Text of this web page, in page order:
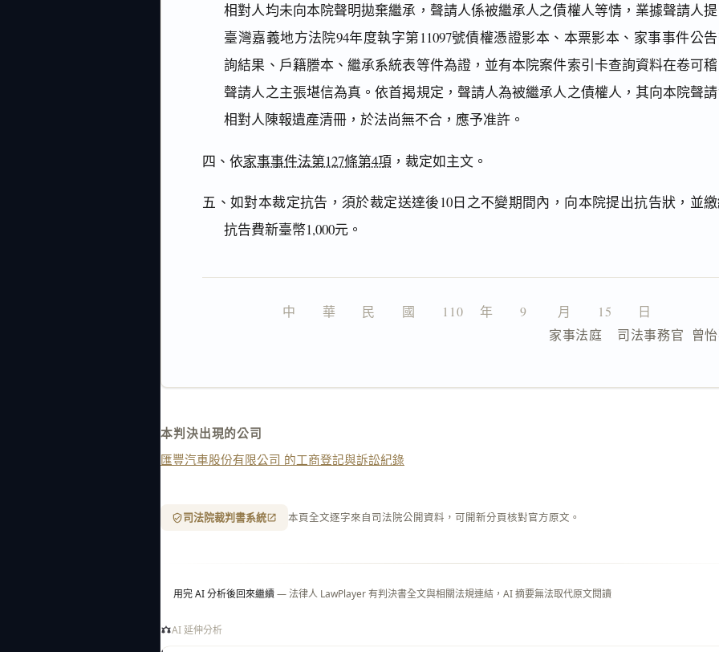
相對人均未向本院聲明拋棄繼承，聲請人係被繼承人之債權人等情，業據聲請人
臺灣嘉義地方法院94年度執字第11097號債權憑證影本、本票影本、家事事件公
詢結果、戶籍謄本、繼承系統表等件為證，並有本院案件索引卡查詢資料在卷可稽
聲請人之主張堪信為真。依首揭規定，聲請人為被繼承人之債權人，其向本院聲
相對人陳報遺產清冊，於法尚無不合，應予准許。
四、依家事事件法第127條第4項 ，裁定如主文。
五、如對本裁定抗告，須於裁定送達後10日之不變期間內，向本院提出抗告狀，並
抗告費新臺幣1,000元。
中　　華　　民　　國　　110 　年　　9 　　月　　15　　日
家事法庭    司法事務官  曾
本判決出現的公司
匯豐汽車股份有限公司 的工商登記與訴訟紀錄
司法院裁判書系統 本頁全文逐字來自司法院公開資料，可開新分頁核對官方原文。
用完 AI 分析後回來繼續— 法律人 LawPlayer 有判決書全文與相關法規連結，AI 摘要無法取代原文閱讀
AI 延伸分析